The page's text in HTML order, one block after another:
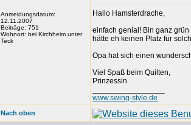
Anmeldungsdatum:
12.11.2007
Beiträge: 751
Wohnort: bei Kirchheim unter
Teck
Hallo Hamsterdrache,
einfach genial! Bin ganz
hätte eh keinen Platz für
Opa hat sich einen
Viel Spaß beim Quilten,
Prinzessin
www.swing-style.de
Nach oben